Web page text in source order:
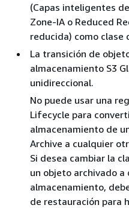
(Capas inteligentes
Zone-IA o Reduced
reducida) como clase
La transición de
almacenamiento S3
unidireccional.
No puede usar una
Lifecycle para
almacenamiento de
Archive a cualquier
Si desea cambiar la
un objeto archivado a
almacenamiento,
de restauración para